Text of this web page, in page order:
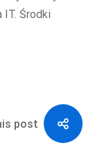
Środki
post